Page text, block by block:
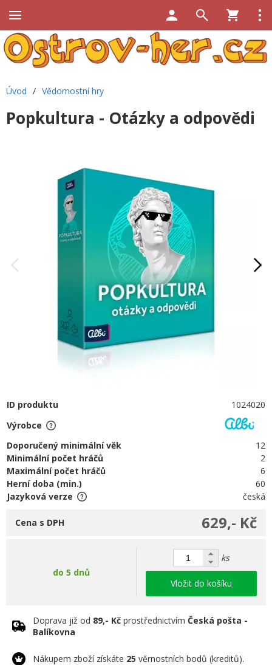
Úvod / Vědomostní hry
Popkultura - Otázky a odpovědi
ID produktu
1024020
Výrobce
Doporučený minimální věk
12
Minimální počet hráčů
2
Maximální počet hráčů
6
Herní doba (min.)
60
Jazyková verze
česká
629,- Kč
Cena s DPH
do 5 dnů
ks
Vložit do košíku
Doprava již od 89,- Kč prostřednictvím Česká pošta -
Balíkovna
Nákupem zboží získáte 25 věrnostních bodů (kreditů).